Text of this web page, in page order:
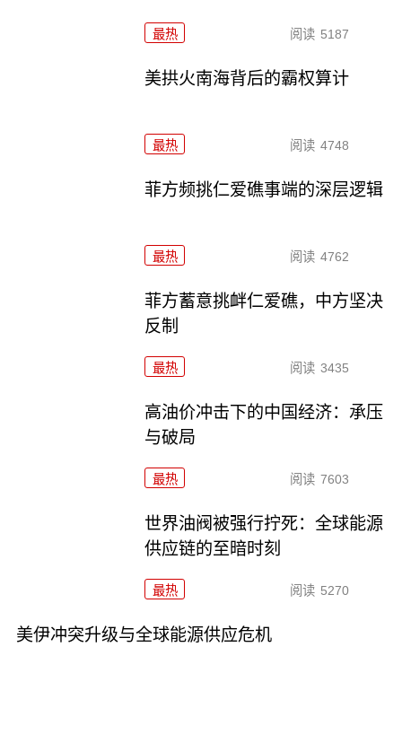
最热 阅读 5187
美拱火南海背后的霸权算计
最热 阅读 4748
菲方频挑仁爱礁事端的深层逻辑
最热 阅读 4762
菲方蓄意挑衅仁爱礁，中方坚决
反制
最热 阅读 3435
高油价冲击下的中国经济：承压
与破局
最热 阅读 7603
世界油阀被强行拧死：全球能源
供应链的至暗时刻
最热 阅读 5270
美伊冲突升级与全球能源供应危机